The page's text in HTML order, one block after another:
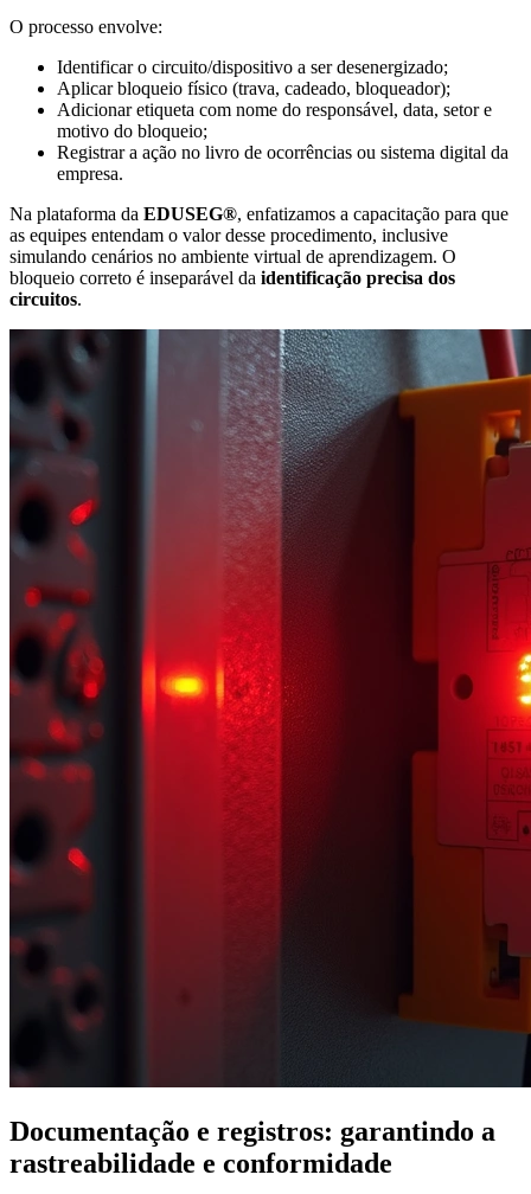
O processo envolve:
Identificar o circuito/dispositivo a ser desenergizado;
Aplicar bloqueio físico (trava, cadeado, bloqueador);
Adicionar etiqueta com nome do responsável, data, setor e
motivo do bloqueio;
Registrar a ação no livro de ocorrências ou sistema digital da
empresa.
Na plataforma da EDUSEG®, enfatizamos a capacitação para que
as equipes entendam o valor desse procedimento, inclusive
simulando cenários no ambiente virtual de aprendizagem. O
bloqueio correto é inseparável da identificação precisa dos
circuitos.
Documentação e registros: garantindo a
rastreabilidade e conformidade